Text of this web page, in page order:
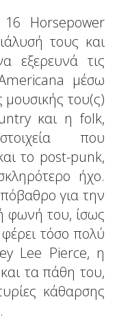
Horsepower
τους και
εξερευνά τις
μέσω
του(ς)
και η folk,
που
το post-punk,
ήχο.
για την
φωνή του, ίσως
τόσο πολύ
Lee Pierce, η
και τα πάθη του,
κάθαρσης